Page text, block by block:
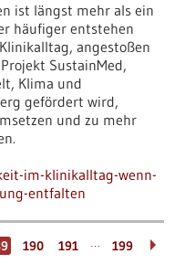
ist längst mehr als ein
häufiger entstehen
angestoßen
SustainMed,
Klima und
gefördert wird,
und zu mehr
im-klinikalltag-wenn-
entfalten
190 191 … 199